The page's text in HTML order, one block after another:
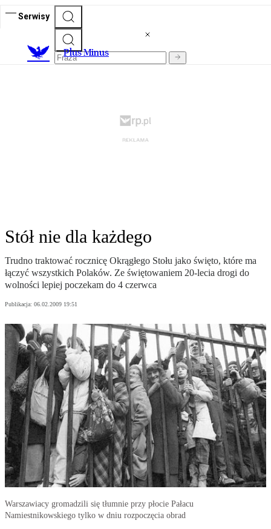
Serwisy
Plus Minus
Stół nie dla każdego
Trudno traktować rocznicę Okrągłego Stołu jako święto, które ma
łączyć wszystkich Polaków. Ze świętowaniem 20-lecia drogi do
wolności lepiej poczekam do 4 czerwca
Publikacja: 06.02.2009 19:51
Warszawiacy gromadzili się tłumnie przy płocie Pałacu
Namiestnikowskiego tylko w dniu rozpoczęcia obrad